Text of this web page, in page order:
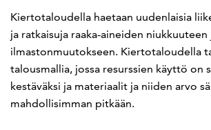
Kiertotaloudella haetaan uudenlaisia
ja ratkaisuja raaka-aineiden niukkuuteen
ilmastonmuutokseen. Kiertotaloudella
talousmallia, jossa resurssien käyttö on
kestäväksi ja materiaalit ja niiden arvo
mahdollisimman pitkään.